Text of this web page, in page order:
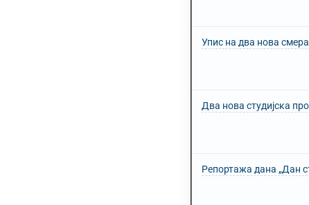
Упис на два нова
Два нова студијска
Репортажа дана „Дан